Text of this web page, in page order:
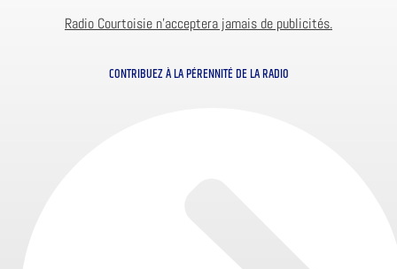
Radio Courtoisie n’acceptera jamais de publicités.
CONTRIBUEZ À LA PÉRENNITÉ DE LA RADIO